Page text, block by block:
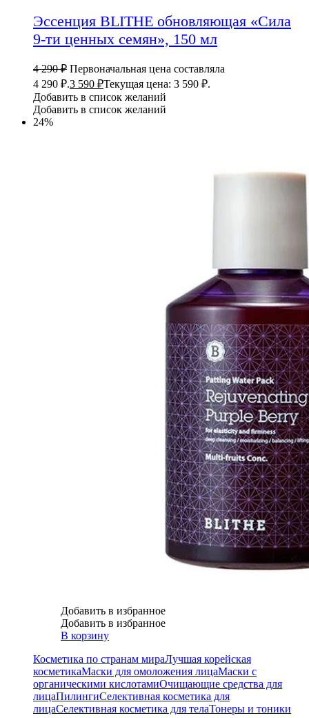
Эссенция BLITHE обновляющая «Сила
9-ти ценных семян», 150 мл
4 290₽ Первоначальная цена составляла
4 290 ₽.3 590 ₽Текущая цена: 3 590 ₽.
Добавить в список желаний
Добавить в список желаний
24%
Добавить в избранное
Добавить в избранное
В корзину
Косметика по странам мираЛучшая корейская
косметикаМаски для омоложения лицаМаски с
органическими кислотамиОчищающие средства для
лицаПилингиСелективная косметика для
лицаСелективная косметика для телаТонеры и тоники